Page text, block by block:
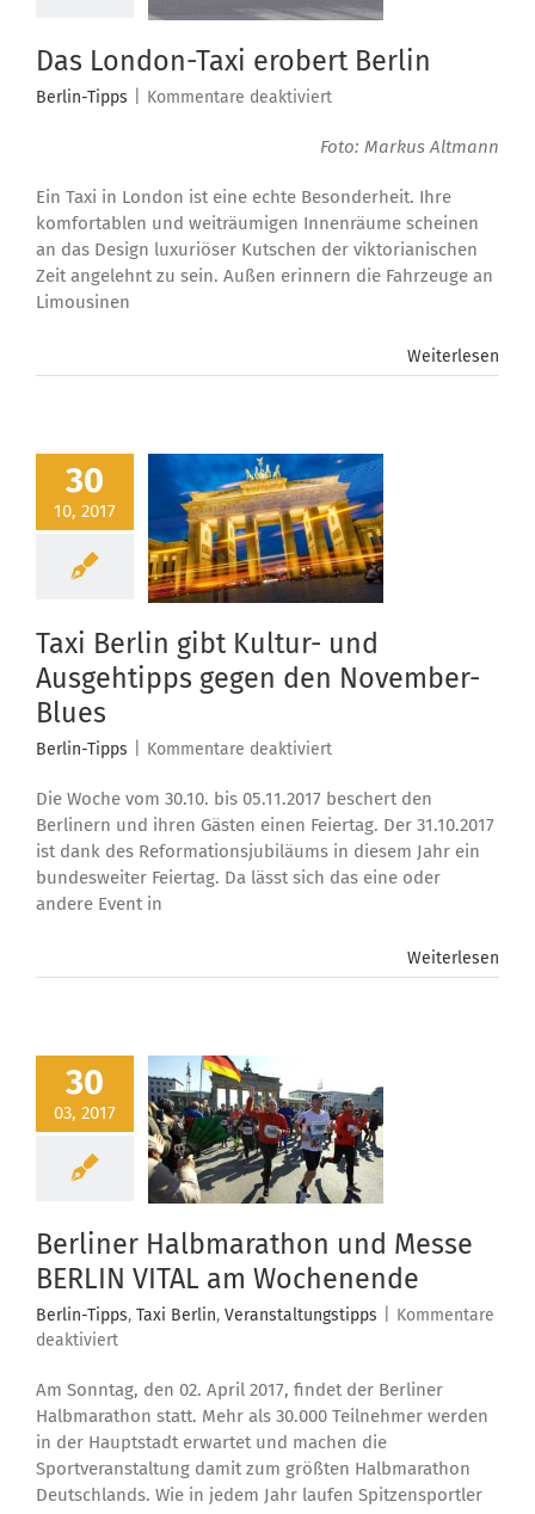
Das London-Taxi erobert Berlin
Berlin-Tipps Kommentare deaktiviertfür
London-
erobert
Berlin
Foto: Markus Altmann
Ein Taxi in London ist eine echte Besonderheit. Ihre
komfortablen und weiträumigen Innenräume scheinen
an das Design luxuriöser Kutschen der viktorianischen
Zeit angelehnt zu sein. Außen erinnern die Fahrzeuge an
Limousinen
Weiterlesen
30
10, 2017
Taxi Berlin gibt Kultur- und
Ausgehtipps gegen den November-
Blues
Berlin-Tipps Kommentare deaktiviertfür
Berlin
gibt
Kultur-
und
November-
Die Woche vom 30.10. bis 05.11.2017 beschert den
Berlinern und ihren Gästen einen Feiertag. Der 31.10.2017
ist dank des Reformationsjubiläums in diesem Jahr ein
bundesweiter Feiertag. Da lässt sich das eine oder
andere Event in
Weiterlesen
30
03, 2017
Berliner Halbmarathon und Messe
BERLIN VITAL am Wochenende
Berlin-Tipps, Taxi Berlin, Veranstaltungstipps
Kommentare
deaktiviertfür
Halbmarathon
und
Messe
BERLIN
VITAL
Am Sonntag, den 02. April 2017, findet der Berliner
Halbmarathon statt. Mehr als 30.000 Teilnehmer werden
in der Hauptstadt erwartet und machen die
Sportveranstaltung damit zum größten Halbmarathon
Deutschlands. Wie in jedem Jahr laufen Spitzensportler